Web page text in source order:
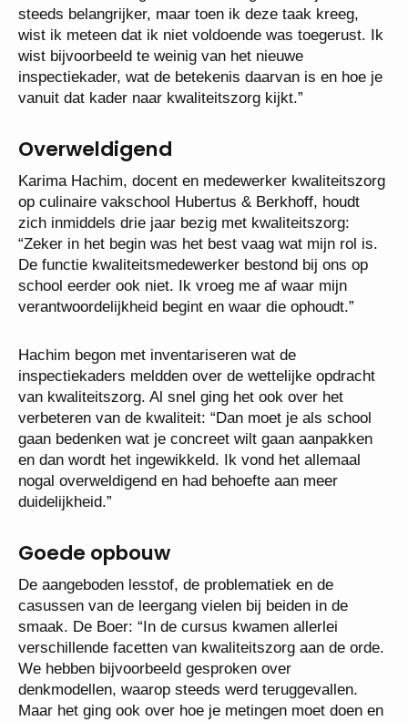
steeds belangrijker, maar toen ik deze taak kreeg,
wist ik meteen dat ik niet voldoende was toegerust. Ik
wist bijvoorbeeld te weinig van het nieuwe
inspectiekader, wat de betekenis daarvan is en hoe je
vanuit dat kader naar kwaliteitszorg kijkt.”
Overweldigend
Karima Hachim, docent en medewerker kwaliteitszorg
op culinaire vakschool Hubertus & Berkhoff, houdt
zich inmiddels drie jaar bezig met kwaliteitszorg:
“Zeker in het begin was het best vaag wat mijn rol is.
De functie kwaliteitsmedewerker bestond bij ons op
school eerder ook niet. Ik vroeg me af waar mijn
verantwoordelijkheid begint en waar die ophoudt.”
Hachim begon met inventariseren wat de
inspectiekaders meldden over de wettelijke opdracht
van kwaliteitszorg. Al snel ging het ook over het
verbeteren van de kwaliteit: “Dan moet je als school
gaan bedenken wat je concreet wilt gaan aanpakken
en dan wordt het ingewikkeld. Ik vond het allemaal
nogal overweldigend en had behoefte aan meer
duidelijkheid.”
Goede opbouw
De aangeboden lesstof, de problematiek en de
casussen van de leergang vielen bij beiden in de
smaak. De Boer: “In de cursus kwamen allerlei
verschillende facetten van kwaliteitszorg aan de orde.
We hebben bijvoorbeeld gesproken over
denkmodellen, waarop steeds werd teruggevallen.
Maar het ging ook over hoe je metingen moet doen en